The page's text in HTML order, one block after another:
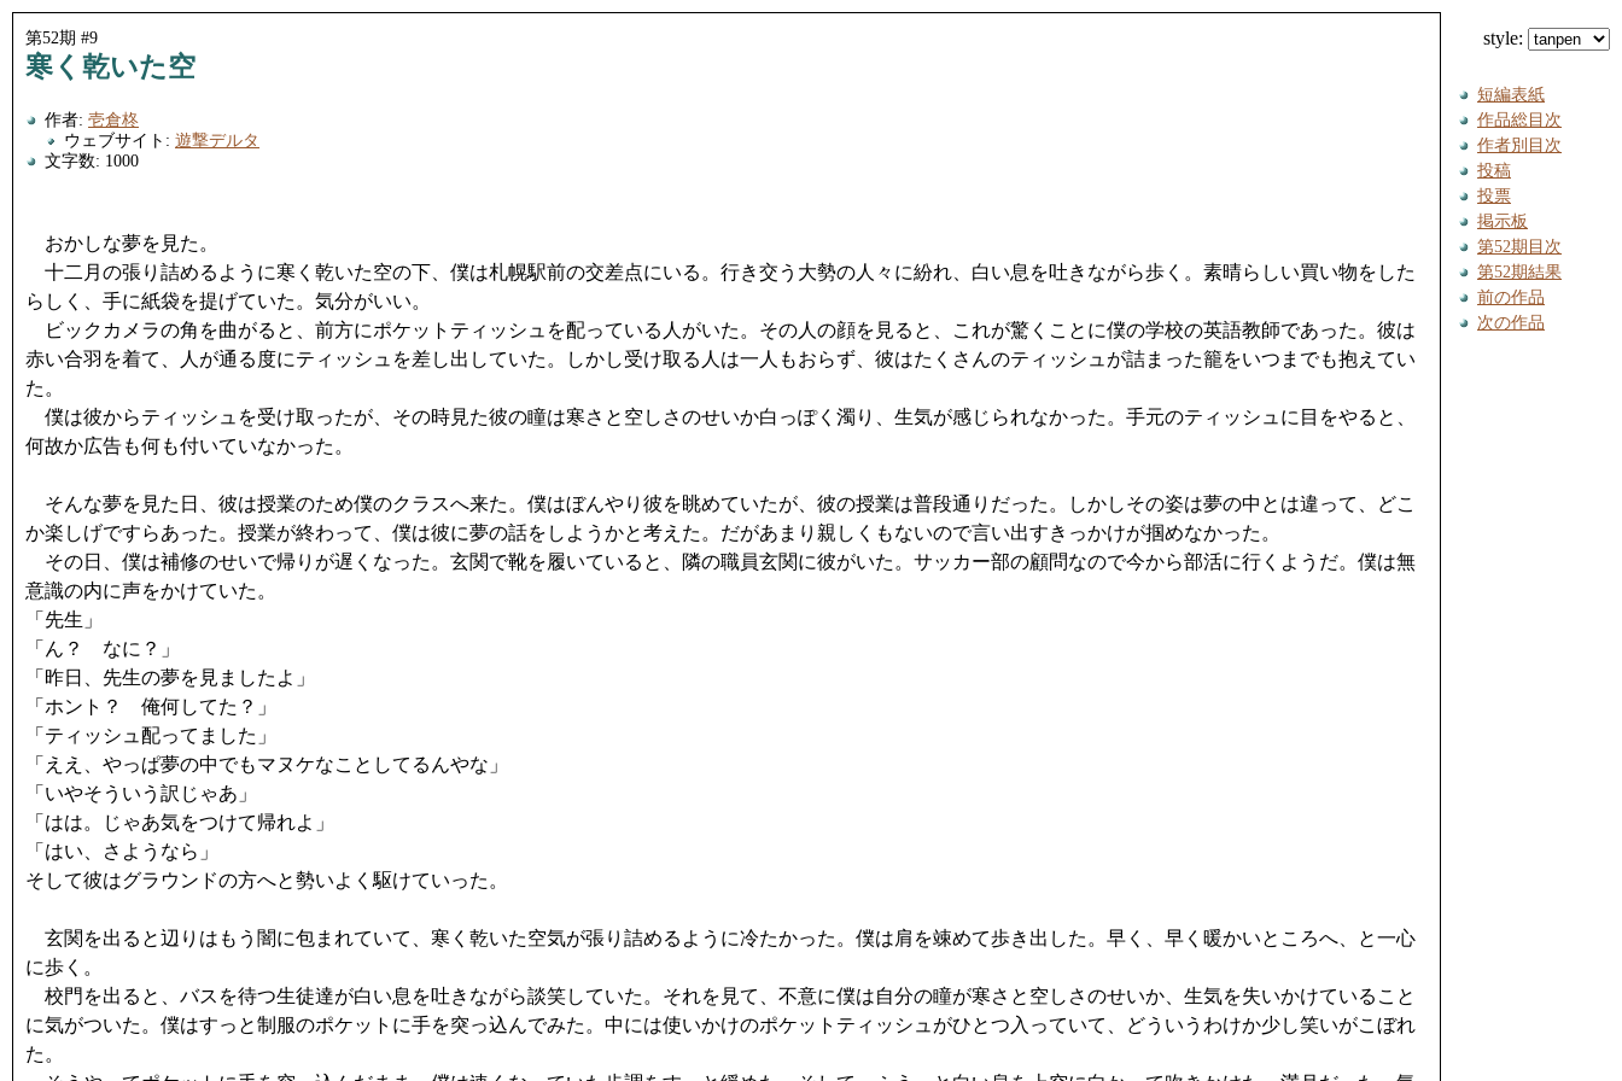
style:
第52期 #9
寒く乾いた空
作者: 壱倉柊
ウェブサイト: 遊撃デルタ
文字数: 1000
おかしな夢を見た。
十二月の張り詰めるように寒く乾いた空の下、僕は札幌駅前の交差点にいる。行き交う大勢の人々に紛れ、白い息を吐きながら歩く。素晴らしい買い物をした
らしく、手に紙袋を提げていた。気分がいい。
ビックカメラの角を曲がると、前方にポケットティッシュを配っている人がいた。その人の顔を見ると、これが驚くことに僕の学校の英語教師であった。彼は
赤い合羽を着て、人が通る度にティッシュを差し出していた。しかし受け取る人は一人もおらず、彼はたくさんのティッシュが詰まった籠をいつまでも抱えてい
た。
僕は彼からティッシュを受け取ったが、その時見た彼の瞳は寒さと空しさのせいか白っぽく濁り、生気が感じられなかった。手元のティッシュに目をやると、
何故か広告も何も付いていなかった。
そんな夢を見た日、彼は授業のため僕のクラスへ来た。僕はぼんやり彼を眺めていたが、彼の授業は普段通りだった。しかしその姿は夢の中とは違って、どこ
か楽しげですらあった。授業が終わって、僕は彼に夢の話をしようかと考えた。だがあまり親しくもないので言い出すきっかけが掴めなかった。
その日、僕は補修のせいで帰りが遅くなった。玄関で靴を履いていると、隣の職員玄関に彼がいた。サッカー部の顧問なので今から部活に行くようだ。僕は無
意識の内に声をかけていた。
「先生」
「ん？ なに？」
「昨日、先生の夢を見ましたよ」
「ホント？ 俺何してた？」
「ティッシュ配ってました」
「ええ、やっぱ夢の中でもマヌケなことしてるんやな」
「いやそういう訳じゃあ」
「はは。じゃあ気をつけて帰れよ」
「はい、さようなら」
そして彼はグラウンドの方へと勢いよく駆けていった。
玄関を出ると辺りはもう闇に包まれていて、寒く乾いた空気が張り詰めるように冷たかった。僕は肩を竦めて歩き出した。早く、早く暖かいところへ、と一心
に歩く。
校門を出ると、バスを待つ生徒達が白い息を吐きながら談笑していた。それを見て、不意に僕は自分の瞳が寒さと空しさのせいか、生気を失いかけていること
に気がついた。僕はすっと制服のポケットに手を突っ込んでみた。中には使いかけのポケットティッシュがひとつ入っていて、どういうわけか少し笑いがこぼれ
た。
短編表紙
作品総目次
作者別目次
投稿
投票
掲示板
第52期目次
第52期結果
前の作品
次の作品